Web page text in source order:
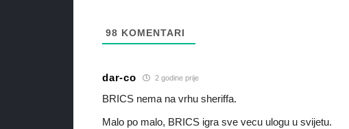
98 KOMENTARI
dar-co 2 godine prije
BRICS nema na vrhu sheriffa.
Malo po malo, BRICS igra sve vecu ulogu u svijetu.